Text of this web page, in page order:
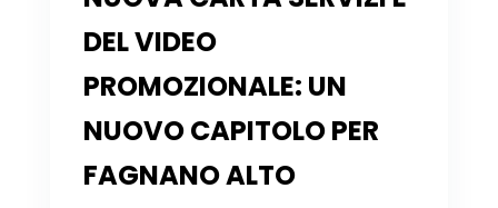
DEL VIDEO
PROMOZIONALE: UN
NUOVO CAPITOLO PER
FAGNANO ALTO